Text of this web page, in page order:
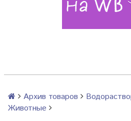
Архив товаров
Животные